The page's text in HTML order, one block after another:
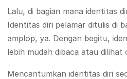
Lalu, di bagian mana identitas
Identitas diri pelamar ditulis di
amplop, ya. Dengan begitu,
lebih mudah dibaca atau dilihat
Mencantumkan identitas diri